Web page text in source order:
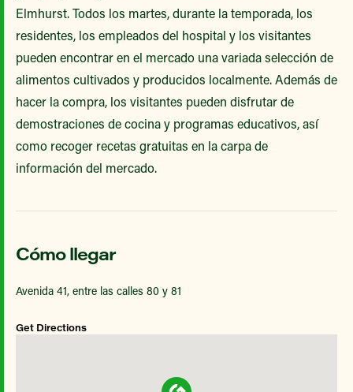
Elmhurst. Todos los martes, durante la temporada, los
residentes, los empleados del hospital y los visitantes
pueden encontrar en el mercado una variada selección de
alimentos cultivados y producidos localmente. Además de
hacer la compra, los visitantes pueden disfrutar de
demostraciones de cocina y programas educativos, así
como recoger recetas gratuitas en la carpa de
información del mercado.
Cómo llegar
Avenida 41, entre las calles 80 y 81
Get Directions